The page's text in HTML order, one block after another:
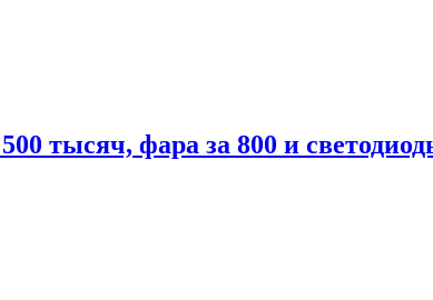
тысяч, фара за 800 и